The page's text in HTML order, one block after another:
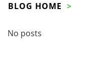
BLOG HOME
No posts